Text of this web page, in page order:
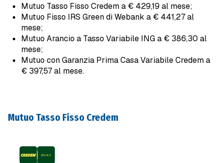
Mutuo Tasso Fisso Credem a € 429,19 al mese;
Mutuo Fisso IRS Green di Webank a € 441,27 al
mese;
Mutuo Arancio a Tasso Variabile ING a € 386,30 al
mese;
Mutuo con Garanzia Prima Casa Variabile Credem a
€ 397,57 al mese.
Mutuo Tasso Fisso Credem